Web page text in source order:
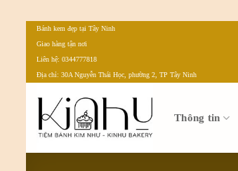
Bỏ
nội
Bánh kem đẹp tại Tây Ninh
Giao hàng tận nơi
Liên hệ: 0344777818
Địa chỉ: 30A Nguyễn Thái Học, phường 2, TP Tây Ninh
Thông tin